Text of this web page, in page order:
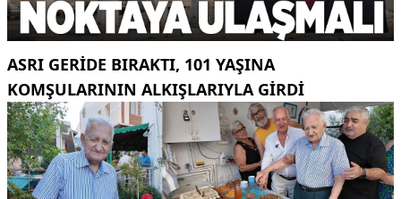
ASRI GERIDE BIRAKTI, 101 YAŞINA
KOMŞULARININ ALKIŞLARIYLA GIRDI